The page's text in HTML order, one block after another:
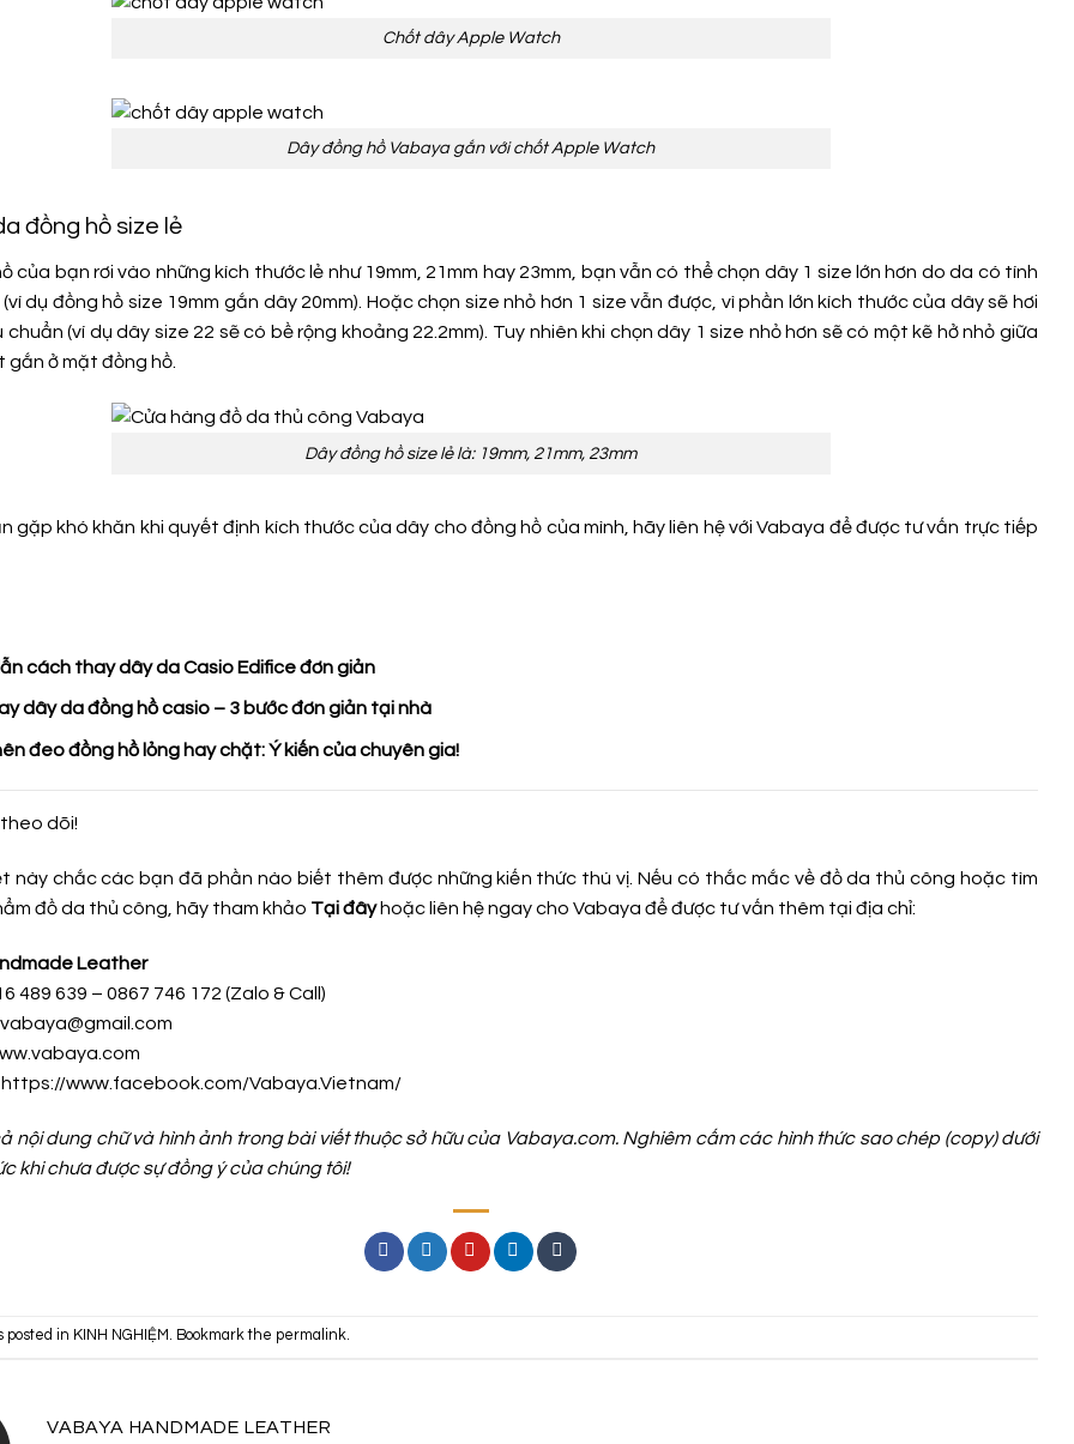
Chốt dây Apple Watch
Dây đồng hồ Vabaya gắn với chốt Apple Watch
đồng hồ size lẻ
của bạn rơi vào những kích thước lẻ như 19mm, 21mm hay 23mm, bạn vẫn có thể chọn dây 1 size lớn hơn do da có tính
dụ đồng hồ size 19mm gắn dây 20mm). Hoặc chọn size nhỏ hơn 1 size vẫn được, vì phần lớn kích thước của dây sẽ hơi
chuẩn (ví dụ dây size 22 sẽ có bề rộng khoảng 22.2mm). Tuy nhiên khi chọn dây 1 size nhỏ hơn sẽ có một kẽ hở nhỏ giữa
gắn ở mặt đồng hồ.
Dây đồng hồ size lẻ là: 19mm, 21mm, 23mm
gặp khó khăn khi quyết định kích thước của dây cho đồng hồ của mình, hãy liên hệ với Vabaya để được tư vấn trực tiếp
cách thay dây da Casio Edifice đơn giản
dây da đồng hồ casio – 3 bước đơn giản tại nhà
đeo đồng hồ lỏng hay chặt: Ý kiến của chuyên gia!
dõi!
này chắc các bạn đã phần nào biết thêm được những kiến thức thú vị. Nếu có thắc mắc về đồ da thủ công hoặc tìm
đồ da thủ công, hãy tham khảo Tại đâyhoặc liên hệ ngay cho Vabaya để được tư vấn thêm tại địa chỉ:
Leather
489 639 – 0867 746 172 (Zalo & Call)
https://www.facebook.com/Vabaya.Vietnam/
nội dung chữ và hình ảnh trong bài viết thuộc sở hữu của Vabaya.com. Nghiêm cấm các hình thức sao chép (copy) dưới
khi chưa được sự đồng ý của chúng tôi!
posted in KINH NGHIỆM . Bookmark the permalink.
VABAYA HANDMADE LEATHER